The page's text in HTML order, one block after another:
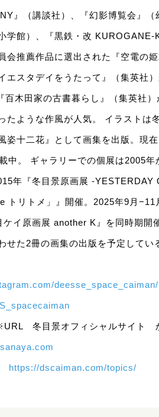
』（講談社）、『幻影博覧会』
学館）、『黒鉄・改
会推薦作品に選出された『空電の
エスタデイをうたって』（集英社
百木田家の古書暮らし』（集英社
たような作風が人気。 イラストは
姿十二花』として画集を出版。現
中。 ギャラリーでの個展は2005
年『冬目景原画展 -
トリトメ」』開催。2025年9月
イ原画展 another K』を同時期開
せた2冊の画集の出版を予定してい
deesse_space_caiman/
冬目景オフィシャルサイト
https://dscaiman.com/topics/